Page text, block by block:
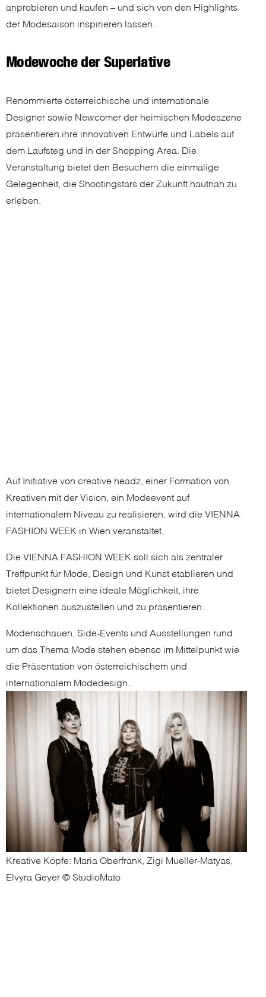
anprobieren und kaufen – und sich von den Highlights
der Modesaison inspirieren lassen.
Modewoche der Superlative
Renommierte österreichische und internationale
Designer sowie Newcomer der heimischen Modeszene
präsentieren ihre innovativen Entwürfe und Labels auf
dem Laufsteg und in der Shopping Area. Die
Veranstaltung bietet den Besuchern die einmalige
Gelegenheit, die Shootingstars der Zukunft hautnah zu
erleben.
Auf Initiative von creative headz, einer Formation von
Kreativen mit der Vision, ein Modeevent auf
internationalem Niveau zu realisieren, wird die VIENNA
FASHION WEEK in Wien veranstaltet.
Die VIENNA FASHION WEEK soll sich als zentraler
Treffpunkt für Mode, Design und Kunst etablieren und
bietet Designern eine ideale Möglichkeit, ihre
Kollektionen auszustellen und zu präsentieren.
Modenschauen, Side-Events und Ausstellungen rund
um das Thema Mode stehen ebenso im Mittelpunkt wie
die Präsentation von österreichischem und
internationalem Modedesign.
Kreative Köpfe: Maria Oberfrank, Zigi Mueller-Matyas,
Elvyra Geyer © StudioMato